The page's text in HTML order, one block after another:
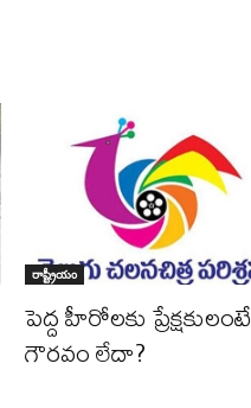
రాష్ట్రీయం
పెద్ద హీరోల‌కు ప్రేక్ష‌కులంటే
గౌర‌వం లేదా?